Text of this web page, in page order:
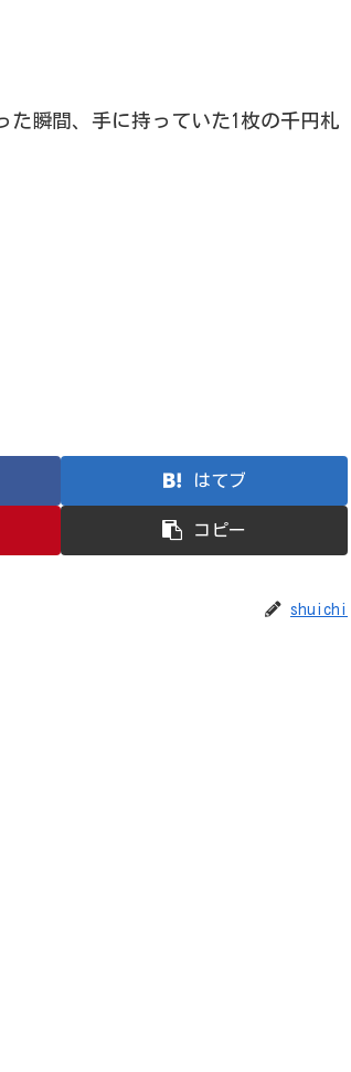
た瞬間、手に持っていた1枚の千円札
はてブ
コピー
shuichi